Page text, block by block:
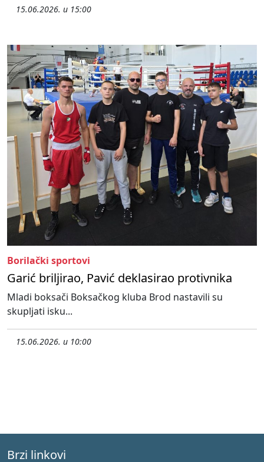
15.06.2026. u 15:00
Borilački sportovi
Garić briljirao, Pavić deklasirao protivnika
Mladi boksači Boksačkog kluba Brod nastavili su
skupljati isku...
15.06.2026. u 10:00
Brzi linkovi